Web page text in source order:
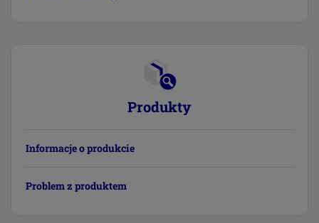
Produkty
Informacje o produkcie
Problem z produktem